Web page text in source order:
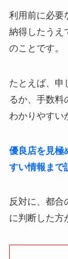
利用前に必要
納得したうえ
のことです。
たとえば、申
るか、手数料
わかりやすい
優良店を見極
すい情報まで
反対に、都合
に判断した方